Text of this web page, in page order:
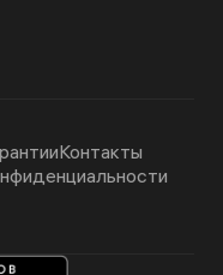
Контакты